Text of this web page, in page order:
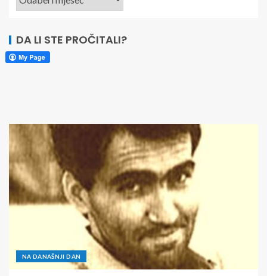
DA LI STE PROČITALI?
NA DANAŠNJI DAN